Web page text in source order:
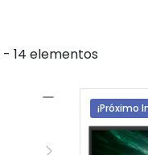
- 14 elementos
¡Próximo